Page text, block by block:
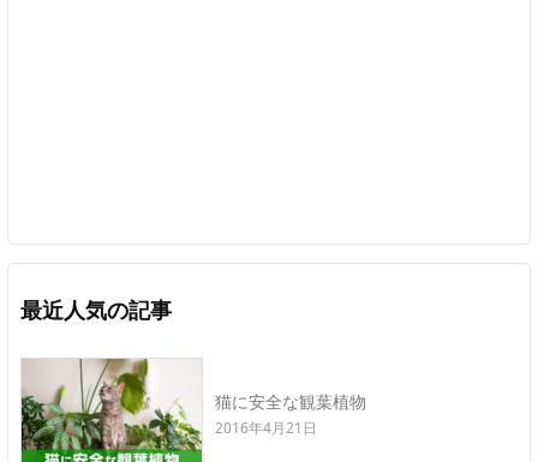
最近人気の記事
猫に安全な観葉植物
2016年4月21日